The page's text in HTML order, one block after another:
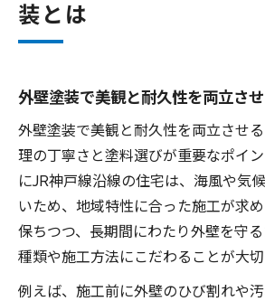
装とは
外壁塗装で美観と耐久性を両立さ
外壁塗装で美観と耐久性を両立させ
理の丁寧さと塗料選びが重要なポイ
にJR神戸線沿線の住宅は、海風や気
いため、地域特性に合った施工が求
保ちつつ、長期間にわたり外壁を守
種類や施工方法にこだわることが大切
例えば、施工前に外壁のひび割れや